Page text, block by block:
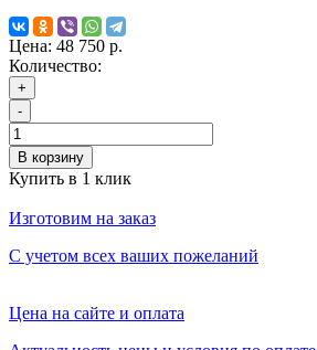
Цена: 48 750 р.
Количество:
+
-
В корзину
Купить в 1 клик
Изготовим на заказ
С учетом всех ваших пожеланий
Цена на сайте и оплата